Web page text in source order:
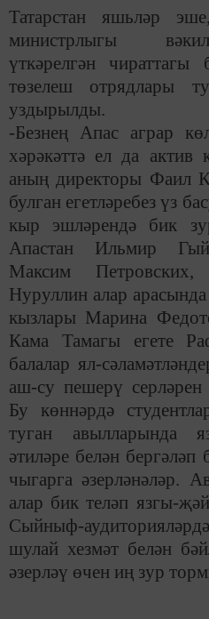
Татарстан яшьләр
министрлыгы
үткәрелгән чираттагы
төзелеш отрядлары
уздырылды.
-Безнең Апас аграр
хәрәкәттә ел да актив
аның директоры Фаил
булган егетләребез үз
кыр эшләрендә бик
Апастан Ильмир
Максим
Нуруллин алар
кызлары Марина
Кама Тамагы егете
балалар ял-
аш-су пешерү серләрен
Бу көннәрдә
туган авылларында
әтиләре белән бергәләп
чыгарга әзерләнәләр.
алар бик теләп язгы-
Сыйныф-
шулай хезмәт белән
әзерләү өчен иң зур